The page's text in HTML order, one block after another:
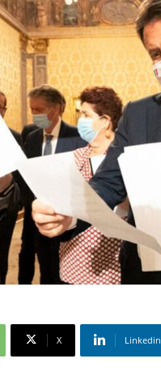
X Linkedin